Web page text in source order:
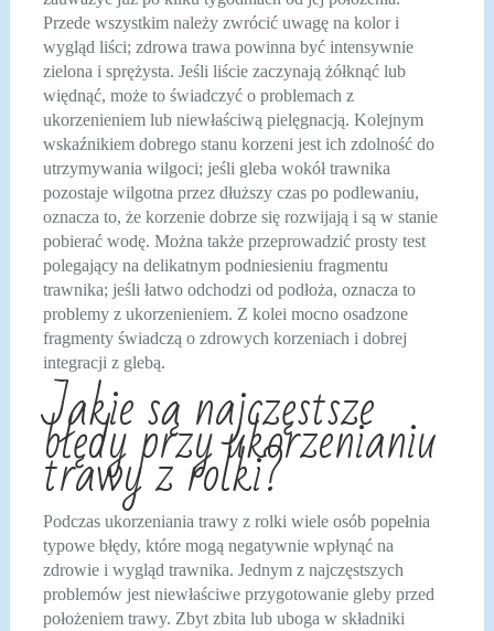
Przede wszystkim należy zwrócić uwagę na kolor i
wygląd liści; zdrowa trawa powinna być intensywnie
zielona i sprężysta. Jeśli liście zaczynają żółknąć lub
więdnąć, może to świadczyć o problemach z
ukorzenieniem lub niewłaściwą pielęgnacją. Kolejnym
wskaźnikiem dobrego stanu korzeni jest ich zdolność do
utrzymywania wilgoci; jeśli gleba wokół trawnika
pozostaje wilgotna przez dłuższy czas po podlewaniu,
oznacza to, że korzenie dobrze się rozwijają i są w stanie
pobierać wodę. Można także przeprowadzić prosty test
polegający na delikatnym podniesieniu fragmentu
trawnika; jeśli łatwo odchodzi od podłoża, oznacza to
problemy z ukorzenieniem. Z kolei mocno osadzone
fragmenty świadczą o zdrowych korzeniach i dobrej
integracji z glebą.
Jakie są najczęstsze
błędy przy ukorzenianiu
trawy z rolki?
Podczas ukorzeniania trawy z rolki wiele osób popełnia
typowe błędy, które mogą negatywnie wpłynąć na
zdrowie i wygląd trawnika. Jednym z najczęstszych
problemów jest niewłaściwe przygotowanie gleby przed
położeniem trawy. Zbyt zbita lub uboga w składniki